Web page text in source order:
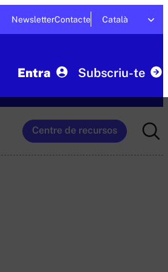
NewsletterContacte Català
Entra Subscriu-te
Centre de recursos
for: